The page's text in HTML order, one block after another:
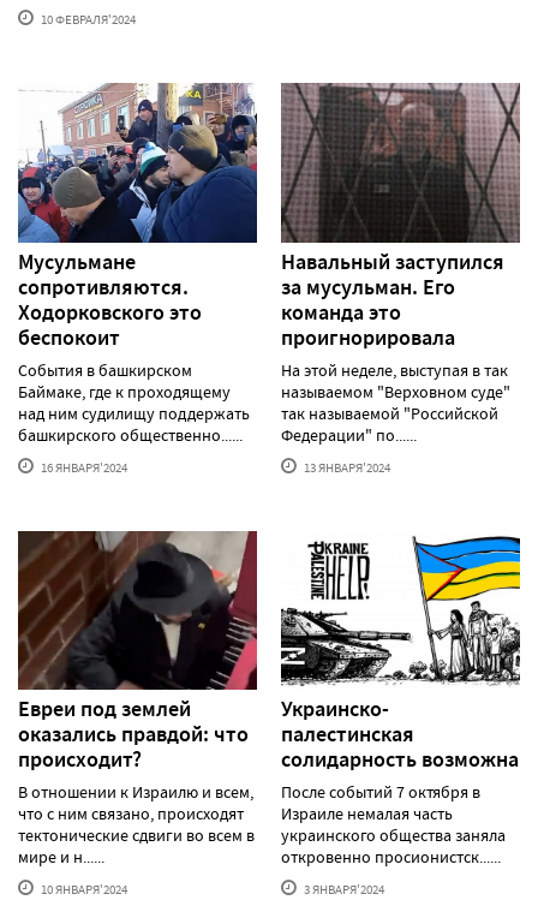
10 ФЕВРАЛЯ'2024
Мусульмане
сопротивляются.
Ходорковского это
беспокоит
События в башкирском
Баймаке, где к проходящему
над ним судилищу поддержать
башкирского общественно......
16 ЯНВАРЯ'2024
Навальный заступился
за мусульман. Его
команда это
проигнорировала
На этой неделе, выступая в так
называемом "Верховном суде"
так называемой "Российской
Федерации" по......
13 ЯНВАРЯ'2024
Евреи под землей
оказались правдой: что
происходит?
В отношении к Израилю и всем,
что с ним связано, происходят
тектонические сдвиги во всем в
мире и н......
10 ЯНВАРЯ'2024
Украинско-
палестинская
солидарность возможна
После событий 7 октября в
Израиле немалая часть
украинского общества заняла
откровенно просионистск......
3 ЯНВАРЯ'2024